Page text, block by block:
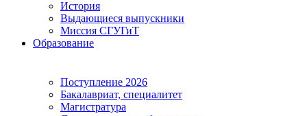
История
Выдающиеся выпускники
Миссия СГУГиТ
Образование
Поступление 2026
Бакалавриат, специалитет
Магистратура